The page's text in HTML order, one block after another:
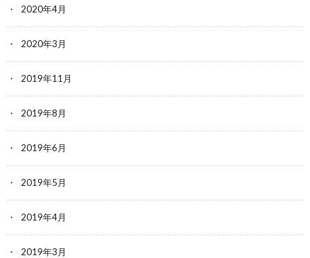
2020年4月
2020年3月
2019年11月
2019年8月
2019年6月
2019年5月
2019年4月
2019年3月